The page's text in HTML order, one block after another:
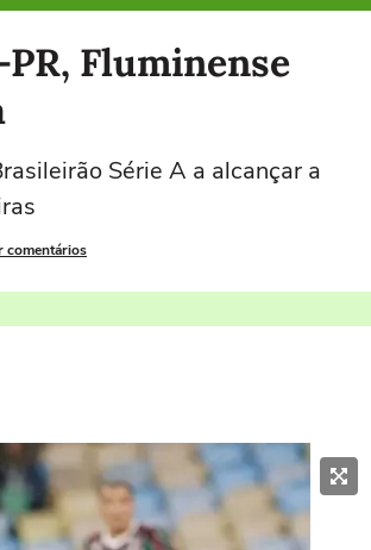
Fluminense
Série A a alcançar a
comentários